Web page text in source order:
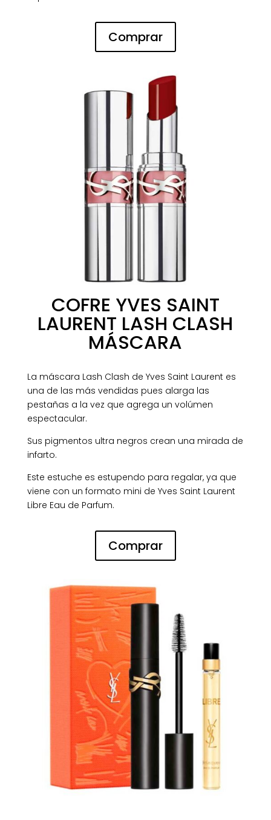
Comprar
COFRE YVES SAINT
LAURENT LASH CLASH
MÁSCARA
La máscara Lash Clash de Yves Saint Laurent es
una de las más vendidas pues alarga las
pestañas a la vez que agrega un volúmen
espectacular.
Sus pigmentos ultra negros crean una mirada de
infarto.
Este estuche es estupendo para regalar, ya que
viene con un formato mini de Yves Saint Laurent
Libre Eau de Parfum.
Comprar